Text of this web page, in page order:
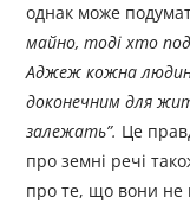
однак може
майно, тоді хто
Аджеж кожна
доконечним для
залежать”. Це
про земні речі
про те, що вони не